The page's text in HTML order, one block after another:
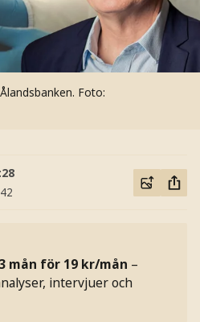
Foto:
mån för 19 kr/mån –
intervjuer och